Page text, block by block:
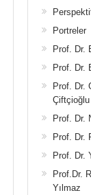
Portreler
Prof. Dr.
Prof. Dr.
Prof. Dr.
Çiftçioğlu
Prof. Dr.
Prof. Dr.
Prof. Dr.
Prof.Dr.
Yılmaz